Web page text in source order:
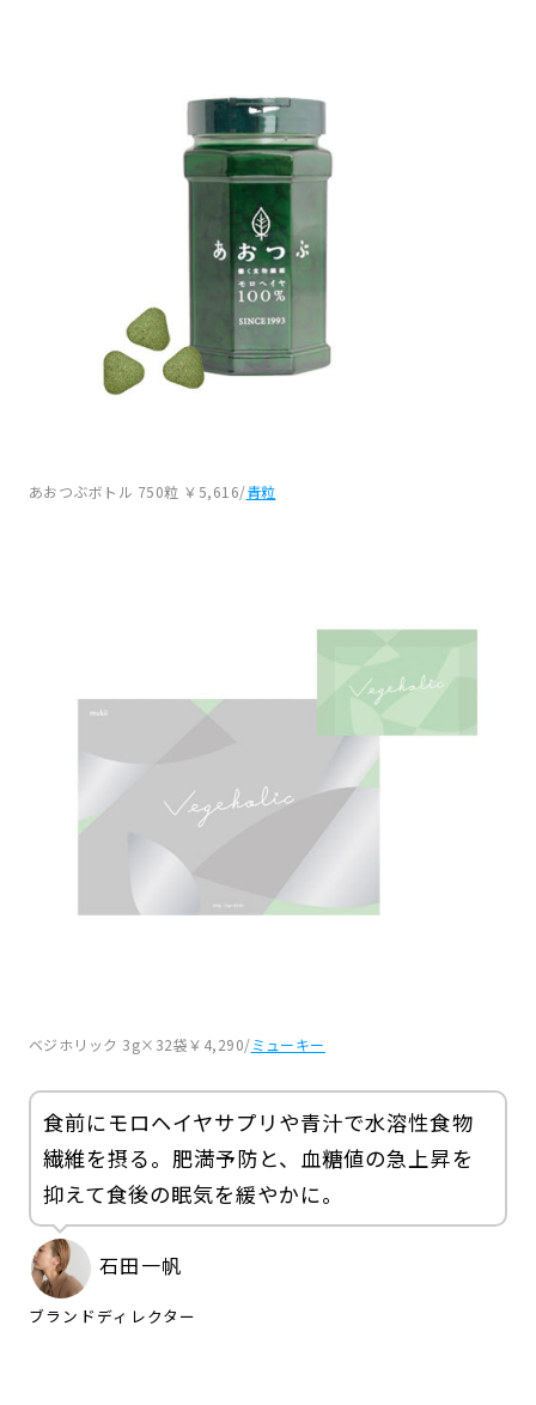
あおつぶボトル 750粒 ￥5,616/青粒
ベジホリック 3g×32袋￥4,290/ミューキー
食前にモロヘイヤサプリや青汁で水溶性食物
繊維を摂る。肥満予防と、血糖値の急上昇を
抑えて食後の眠気を緩やかに。
石田一帆
ブランドディレクター